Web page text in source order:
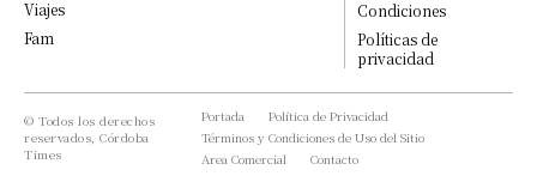
Viajes
Fam
Condiciones
Políticas de
privacidad
© Todos los derechos
reservados, Córdoba
Times
Portada
Política de Privacidad
Términos y Condiciones de Uso del Sitio
Area Comercial
Contacto